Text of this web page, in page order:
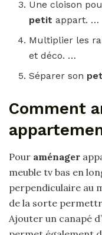
Une cloison
petitappart. …
Multiplier les
et déco. …
Séparer son
Comment
Pour aménager
meuble tv bas en
perpendiculaire au
de la sorte
Ajouter un canapé